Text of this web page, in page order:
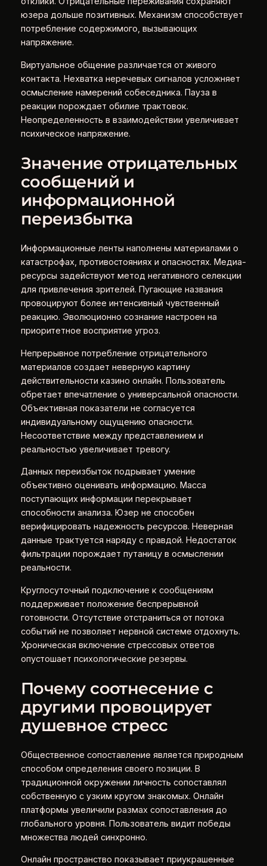
юзера дольше позитивных. Механизм способствует
потребление содержимого, вызывающих
напряжение.
Виртуальное общение различается от живого
контакта. Нехватка неречевых сигналов усложняет
осмысление намерений собеседника. Пауза в
реакции порождает обилие трактовок.
Неопределенность в взаимодействии увеличивает
психическое напряжение.
Значение отрицательных
сообщений и
информационной
переизбытка
Информационные ленты наполнены материалами о
катастрофах, противостояниях и опасностях. Медиа-
ресурсы задействуют метод негативного селекции
для привлечения зрителей. Пугающие названия
провоцируют более интенсивный чувственный
реакцию. Эволюционно сознание настроен на
приоритетное восприятие угроз.
Непрерывное потребление отрицательного
материалов создает неверную картину
действительности казино онлайн. Пользователь
обретает впечатление о универсальной опасности.
Объективная показатели не согласуется
индивидуальному ощущению опасности.
Несоответствие между представлением и
реальностью увеличивает тревогу.
Данных переизбыток подрывает умение
объективно оценивать информацию. Масса
поступающих информации перекрывает
способности анализа. Юзер не способен
верифицировать надежность ресурсов. Неверная
данные трактуется наряду с правдой. Недостаток
фильтрации порождает путаницу в осмыслении
реальности.
Круглосуточный подключение к сообщениям
поддерживает положение беспрерывной
готовности. Отсутствие отстраниться от потока
событий не позволяет нервной системе отдохнуть.
Хроническая включение стрессовых ответов
опустошает психологические резервы.
Почему соотнесение с
другими провоцирует
душевное стресс
Общественное сопоставление является природным
способом определения своего позиции. В
традиционной окружении личность сопоставлял
собственную с узким кругом знакомых. Онлайн
платформы увеличили размах сопоставления до
глобального уровня. Пользователь видит победы
множества людей синхронно.
Онлайн пространство показывает приукрашенные